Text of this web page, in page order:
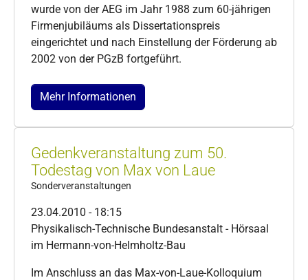
wurde von der AEG im Jahr 1988 zum 60-jährigen
Firmenjubiläums als Dissertationspreis
eingerichtet und nach Einstellung der Förderung ab
2002 von der PGzB fortgeführt.
Mehr Informationen
Gedenkveranstaltung zum 50.
Todestag von Max von Laue
Sonderveranstaltungen
23.04.2010 - 18:15
Physikalisch-Technische Bundesanstalt - Hörsaal
im Hermann-von-Helmholtz-Bau
Im Anschluss an das Max-von-Laue-Kolloquium